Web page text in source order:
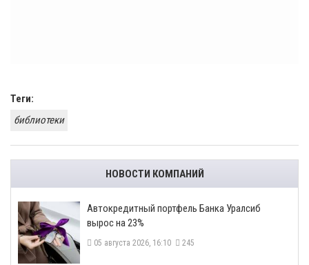
Теги:
библиотеки
НОВОСТИ КОМПАНИЙ
​Автокредитный портфель Банка Уралсиб
вырос на 23%
05 августа 2026, 16:10 245